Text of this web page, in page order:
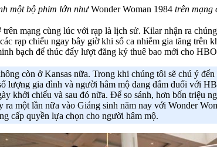
một bộ phim lớn nhưWonder Woman 1984trên mạng
trên mạng cùng lúc với rạp là lịch sử. Kilar nhận ra
rạp chiếu ngay bây giờ khi số ca nhiễm gia tăng
bạch để thúc đẩy lượt đăng ký thuê bao mới cho
còn ở Kansas nữa. Trong khi chúng tôi sẽ chú ý
lượng gia đình và người hâm mộ đang đắm đuối với
khởi chiếu và sau đó nữa. Để so sánh, hơn bốn triệu
một lần nữa vào Giáng sinh năm nay với Wonder
cấp quyền lựa chọn cho người hâm mộ.